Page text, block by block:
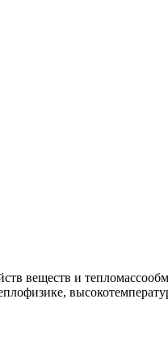
веществ и